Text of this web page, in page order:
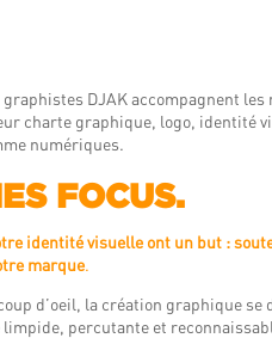
DJAK accompagnent les
charte graphique, logo, identité
numériques.
FOCUS.
identité visuelle ont un but :
marque.
d’oeil, la création graphique se
percutante et